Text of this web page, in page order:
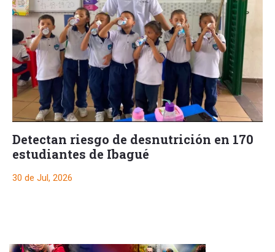
Detectan riesgo de desnutrición en 170
estudiantes de Ibagué
30 de Jul, 2026